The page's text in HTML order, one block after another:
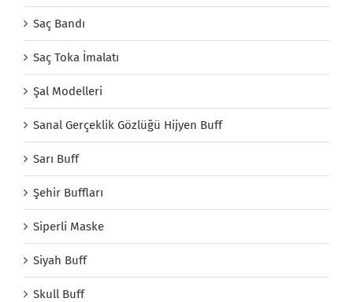
Saç Bandı
Saç Toka İmalatı
Şal Modelleri
Sanal Gerçeklik Gözlüğü Hijyen Buff
Sarı Buff
Şehir Buffları
Siperli Maske
Siyah Buff
Skull Buff